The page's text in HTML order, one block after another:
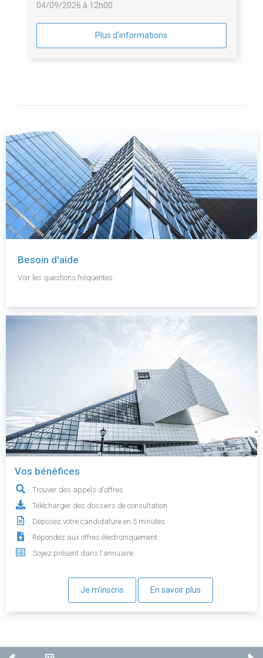
04/09/2026 à 12h00
Plus d'informations
Besoin d'aide
Voir les questions fréquentes.
Vos bénéfices
Trouver des appels d'offres
Télécharger des dossiers de consultation
Déposez votre candidature en 5 minutes
Répondez aux offres électroniquement
Soyez présent dans l'annuaire
Je m'inscris En savoir plus